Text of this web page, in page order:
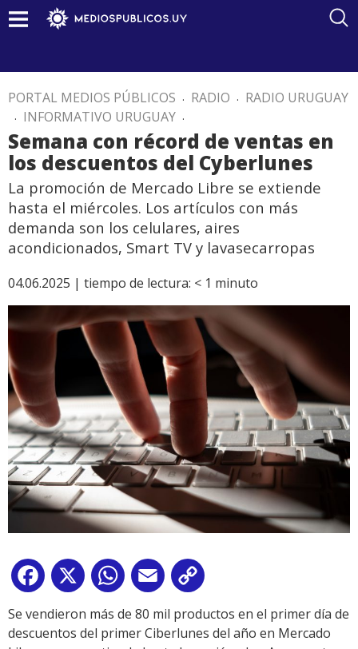
PORTAL MEDIOS PÚBLICOS . RADIO . RADIO URUGUAY
. INFORMATIVO URUGUAY .
Semana con récord de ventas en
los descuentos del Cyberlunes
La promoción de Mercado Libre se extiende
hasta el miércoles. Los artículos con más
demanda son los celulares, aires
acondicionados, Smart TV y lavasecarropas
04.06.2025 | tiempo de lectura: < 1 minuto
Facebook
X WhatsApp
Email
Link
Se vendieron más de 80 mil productos en el primer día de
descuentos del primer Ciberlunes del año en Mercado